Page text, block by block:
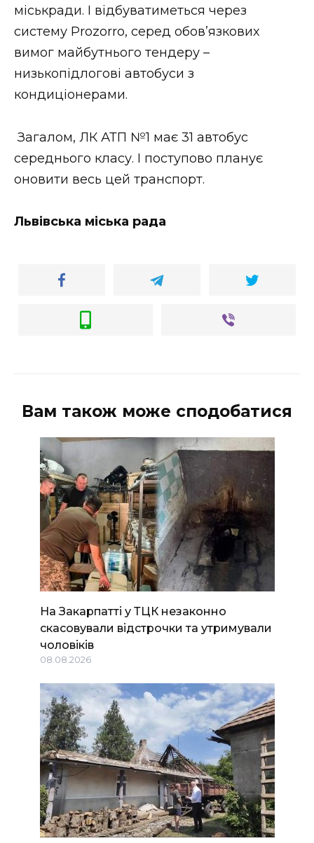
міськради. І відбуватиметься через
систему Prozorro, серед обов’язкових
вимог майбутнього тендеру –
низькопідлогові автобуси з
кондиціонерами.
Загалом, ЛК АТП №1 має 31 автобус
середнього класу. І поступово планує
оновити весь цей транспорт.
Львівська міська рада
Вам також може сподобатися
На Закарпатті у ТЦК незаконно
скасовували відстрочки та утримували
чоловіків
08.08.2026